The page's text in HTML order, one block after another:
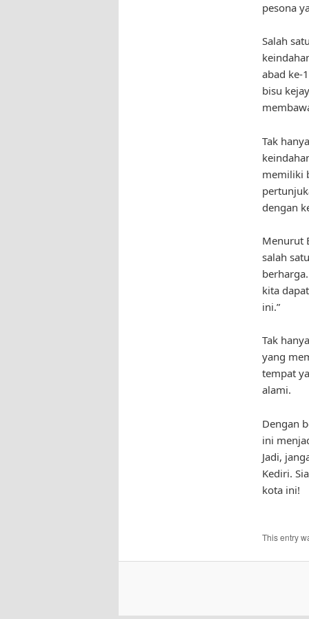
pesona
Salah
abad ke-
bisu
Tak
memiliki
dengan
Menurut
salah
kita
ini.”
Tak
yang
tempat
alami.
Dengan
ini
Jadi,
Kediri.
kota ini!
This entry